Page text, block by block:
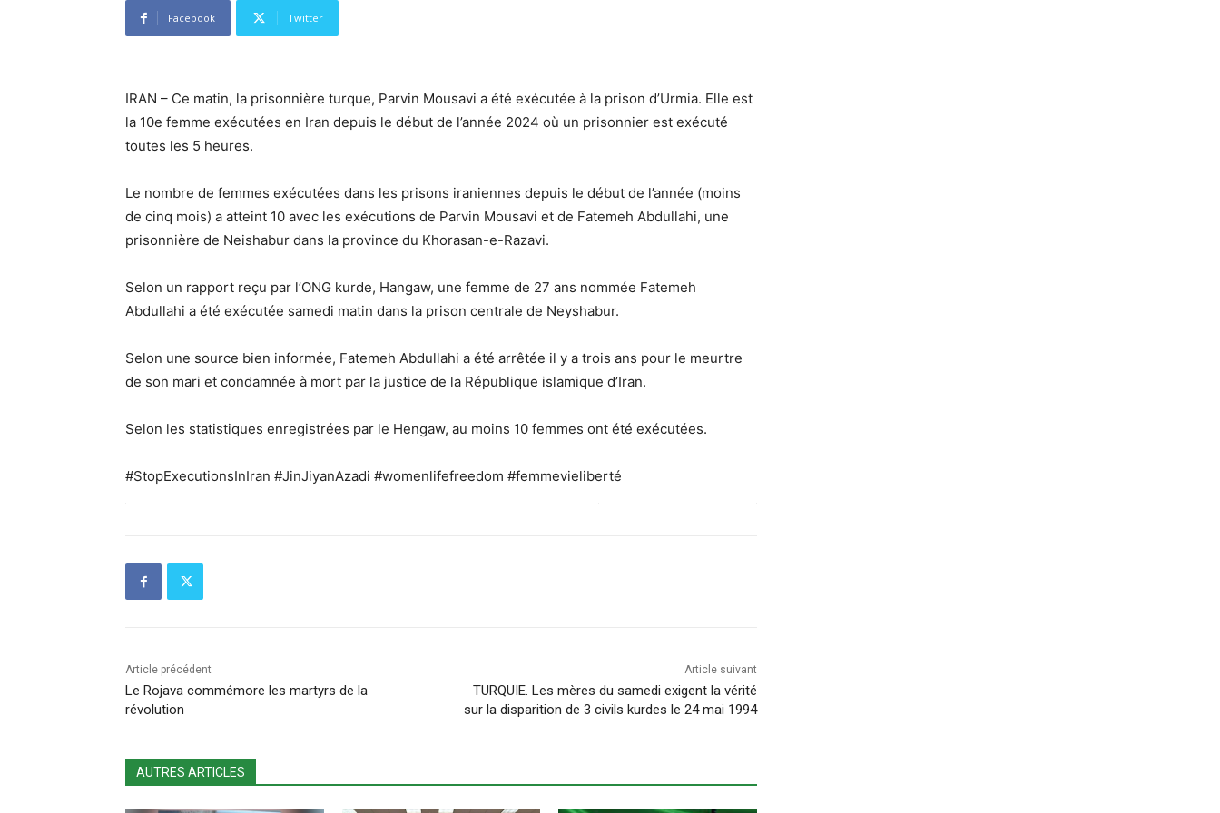
Facebook Twitter
IRAN – Ce matin, la prisonnière turque, Parvin Mousavi a été exécutée à la prison d’Urmia. Elle est
la 10e femme exécutées en Iran depuis le début de l’année 2024 où un prisonnier est exécuté
toutes les 5 heures.
Le nombre de femmes exécutées dans les prisons iraniennes depuis le début de l’année (moins
de cinq mois) a atteint 10 avec les exécutions de Parvin Mousavi et de Fatemeh Abdullahi, une
prisonnière de Neishabur dans la province du Khorasan-e-Razavi.
Selon un rapport reçu par l’ONG kurde, Hangaw, une femme de 27 ans nommée Fatemeh
Abdullahi a été exécutée samedi matin dans la prison centrale de Neyshabur.
Selon une source bien informée, Fatemeh Abdullahi a été arrêtée il y a trois ans pour le meurtre
de son mari et condamnée à mort par la justice de la République islamique d’Iran.
Selon les statistiques enregistrées par le Hengaw, au moins 10 femmes ont été exécutées.
#StopExecutionsInIran #JinJiyanAzadi #womenlifefreedom #femmevieliberté
Article précédent
Le Rojava commémore les martyrs de la
révolution
Article suivant
TURQUIE. Les mères du samedi exigent la vérité
sur la disparition de 3 civils kurdes le 24 mai 1994
AUTRES ARTICLES